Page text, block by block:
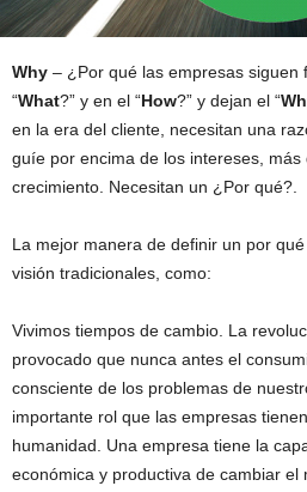
Why – ¿Por qué las empresas siguen
“What?” y en el “How?” y dejan el “
en la era del cliente, necesitan una
guíe por encima de los intereses,
crecimiento. Necesitan un ¿Por qué?.
La mejor manera de definir un por
visión tradicionales, como:
Vivimos tiempos de cambio. La
provocado que nunca antes el
consciente de los problemas de
importante rol que las empresas
humanidad. Una empresa tiene la
económica y productiva de cambiar